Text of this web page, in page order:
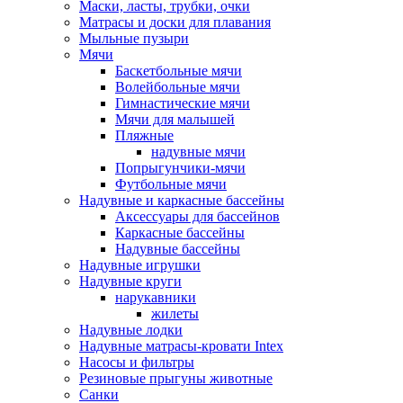
Маски, ласты, трубки, очки
Матрасы и доски для плавания
Мыльные пузыри
Мячи
Баскетбольные мячи
Волейбольные мячи
Гимнастические мячи
Мячи для малышей
Пляжные
надувные мячи
Попрыгунчики-мячи
Футбольные мячи
Надувные и каркасные бассейны
Аксессуары для бассейнов
Каркасные бассейны
Надувные бассейны
Надувные игрушки
Надувные круги
нарукавники
жилеты
Надувные лодки
Надувные матрасы-кровати Intex
Насосы и фильтры
Резиновые прыгуны животные
Санки